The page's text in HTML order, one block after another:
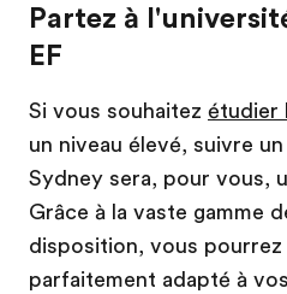
Partez à
EF
Si vous souhaitez étudier
un niveau élevé, suivre
Sydney sera, pour vous,
Grâce à la vaste gamme
disposition, vous
parfaitement adapté à